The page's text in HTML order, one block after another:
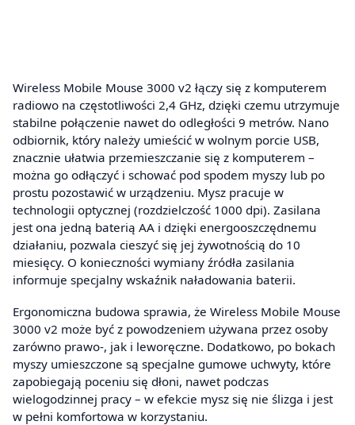
Wireless Mobile Mouse 3000 v2 łączy się z komputerem
radiowo na częstotliwości 2,4 GHz, dzięki czemu utrzymuje
stabilne połączenie nawet do odległości 9 metrów. Nano
odbiornik, który należy umieścić w wolnym porcie USB,
znacznie ułatwia przemieszczanie się z komputerem –
można go odłączyć i schować pod spodem myszy lub po
prostu pozostawić w urządzeniu. Mysz pracuje w
technologii optycznej (rozdzielczość 1000 dpi). Zasilana
jest ona jedną baterią AA i dzięki energooszczędnemu
działaniu, pozwala cieszyć się jej żywotnością do 10
miesięcy. O konieczności wymiany źródła zasilania
informuje specjalny wskaźnik naładowania baterii.
Ergonomiczna budowa sprawia, że Wireless Mobile Mouse
3000 v2 może być z powodzeniem używana przez osoby
zarówno prawo-, jak i leworęczne. Dodatkowo, po bokach
myszy umieszczone są specjalne gumowe uchwyty, które
zapobiegają poceniu się dłoni, nawet podczas
wielogodzinnej pracy – w efekcie mysz się nie ślizga i jest
w pełni komfortowa w korzystaniu.